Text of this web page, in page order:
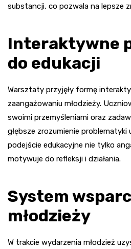
substancji, co pozwala na lepsze
Interaktywne
do edukacji
Warsztaty przyjęły formę
zaangażowaniu młodzieży.
swoimi przemyśleniami oraz
głębsze zrozumienie problematyki
podejście edukacyjne nie tylko
motywuje do refleksji i działania.
System
młodzieży
W trakcie wydarzenia młodzież